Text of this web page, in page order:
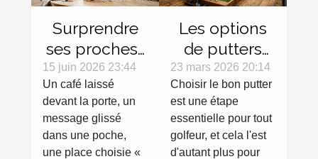
Surprendre
ses proches :
micro-
surprises du
quotidien
15 juin 2026 23:44
Un café laissé
devant la porte, un
message glissé
dans une poche,
une place choisie «
Les options
de putters
pour
gauchers :
Avantages et
sélection
23 mars 2026 20:14
Choisir le bon putter
est une étape
essentielle pour tout
golfeur, et cela l'est
d'autant plus pour